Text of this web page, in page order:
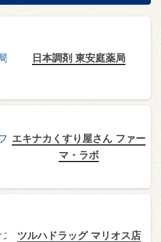
日本調剤 東安庭薬局
エキナカくすり屋さん ファー
マ・ラボ
ツルハドラッグ マリオス店